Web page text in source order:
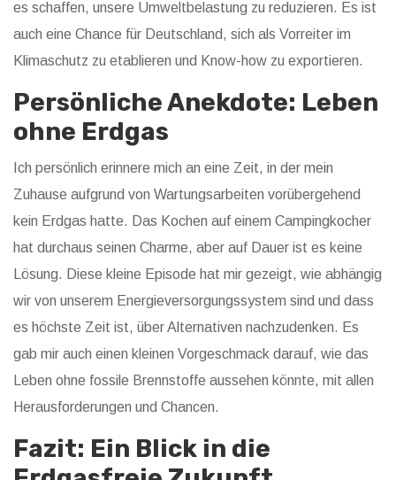
es schaffen, unsere Umweltbelastung zu reduzieren. Es ist
auch eine Chance für Deutschland, sich als Vorreiter im
Klimaschutz zu etablieren und Know-how zu exportieren.
Persönliche Anekdote: Leben
ohne Erdgas
Ich persönlich erinnere mich an eine Zeit, in der mein
Zuhause aufgrund von Wartungsarbeiten vorübergehend
kein Erdgas hatte. Das Kochen auf einem Campingkocher
hat durchaus seinen Charme, aber auf Dauer ist es keine
Lösung. Diese kleine Episode hat mir gezeigt, wie abhängig
wir von unserem Energieversorgungssystem sind und dass
es höchste Zeit ist, über Alternativen nachzudenken. Es
gab mir auch einen kleinen Vorgeschmack darauf, wie das
Leben ohne fossile Brennstoffe aussehen könnte, mit allen
Herausforderungen und Chancen.
Fazit: Ein Blick in die